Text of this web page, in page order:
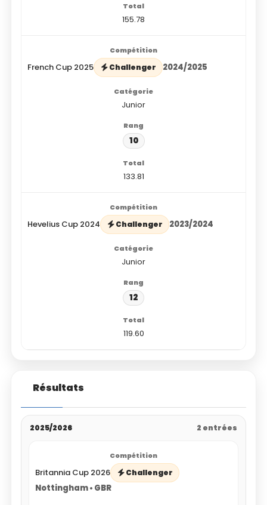
155.78
French Cup 2025 Challenger 2024/2025
Junior
10
133.81
Hevelius Cup 2024 Challenger 2023/2024
Junior
12
119.60
Résultats
2025/2026 2 entrées
Britannia Cup 2026 Challenger
Nottingham • GBR